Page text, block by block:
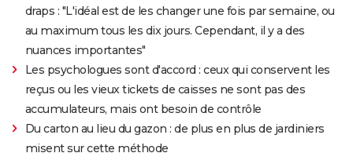
draps : "L'idéal est de les changer une fois par semaine, ou
au maximum tous les dix jours. Cependant, il y a des
nuances importantes"
Les psychologues sont d'accord : ceux qui conservent les
reçus ou les vieux tickets de caisses ne sont pas des
accumulateurs, mais ont besoin de contrôle
Du carton au lieu du gazon : de plus en plus de jardiniers
misent sur cette méthode